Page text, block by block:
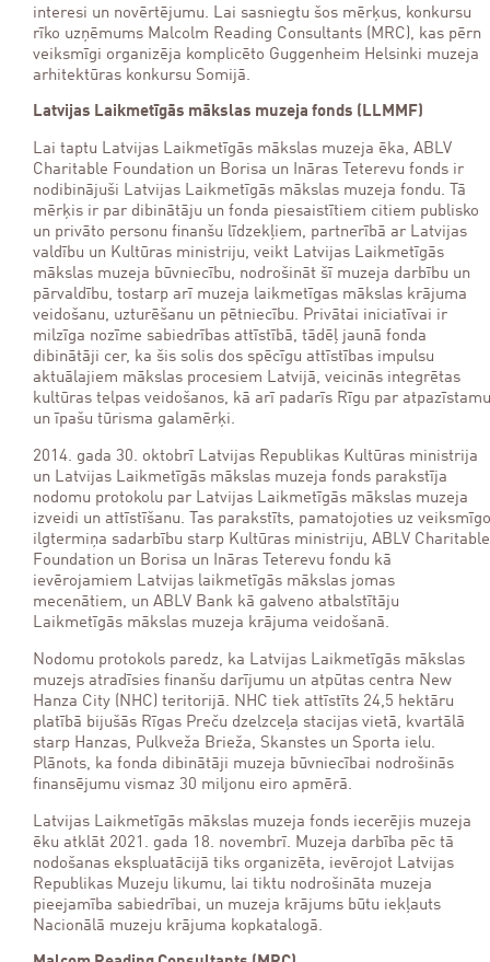
interesi un novērtējumu. Lai sasniegtu šos mērķus, konkursu
rīko uzņēmums Malcolm Reading Consultants (MRC), kas pērn
veiksmīgi organizēja komplicēto Guggenheim Helsinki muzeja
arhitektūras konkursu Somijā.
Latvijas Laikmetīgās mākslas muzeja fonds (LLMMF)
Lai taptu Latvijas Laikmetīgās mākslas muzeja ēka, ABLV
Charitable Foundation un Borisa un Ināras Teterevu fonds ir
nodibinājuši Latvijas Laikmetīgās mākslas muzeja fondu. Tā
mērķis ir par dibinātāju un fonda piesaistītiem citiem publisko
un privāto personu finanšu līdzekļiem, partnerībā ar Latvijas
valdību un Kultūras ministriju, veikt Latvijas Laikmetīgās
mākslas muzeja būvniecību, nodrošināt šī muzeja darbību un
pārvaldību, tostarp arī muzeja laikmetīgas mākslas krājuma
veidošanu, uzturēšanu un pētniecību. Privātai iniciatīvai ir
milzīga nozīme sabiedrības attīstībā, tādēļ jaunā fonda
dibinātāji cer, ka šis solis dos spēcīgu attīstības impulsu
aktuālajiem mākslas procesiem Latvijā, veicinās integrētas
kultūras telpas veidošanos, kā arī padarīs Rīgu par atpazīstamu
un īpašu tūrisma galamērķi.
2014. gada 30. oktobrī Latvijas Republikas Kultūras ministrija
un Latvijas Laikmetīgās mākslas muzeja fonds parakstīja
nodomu protokolu par Latvijas Laikmetīgās mākslas muzeja
izveidi un attīstīšanu. Tas parakstīts, pamatojoties uz veiksmīgo
ilgtermiņa sadarbību starp Kultūras ministriju, ABLV Charitable
Foundation un Borisa un Ināras Teterevu fondu kā
ievērojamiem Latvijas laikmetīgās mākslas jomas
mecenātiem, un ABLV Bank kā galveno atbalstītāju
Laikmetīgās mākslas muzeja krājuma veidošanā.
Nodomu protokols paredz, ka Latvijas Laikmetīgās mākslas
muzejs atradīsies finanšu darījumu un atpūtas centra New
Hanza City (NHC) teritorijā. NHC tiek attīstīts 24,5 hektāru
platībā bijušās Rīgas Preču dzelzceļa stacijas vietā, kvartālā
starp Hanzas, Pulkveža Brieža, Skanstes un Sporta ielu.
Plānots, ka fonda dibinātāji muzeja būvniecībai nodrošinās
finansējumu vismaz 30 miljonu eiro apmērā.
Latvijas Laikmetīgās mākslas muzeja fonds iecerējis muzeja
ēku atklāt 2021. gada 18. novembrī. Muzeja darbība pēc tā
nodošanas ekspluatācijā tiks organizēta, ievērojot Latvijas
Republikas Muzeju likumu, lai tiktu nodrošināta muzeja
pieejamība sabiedrībai, un muzeja krājums būtu iekļauts
Nacionālā muzeju krājuma kopkatalogā.